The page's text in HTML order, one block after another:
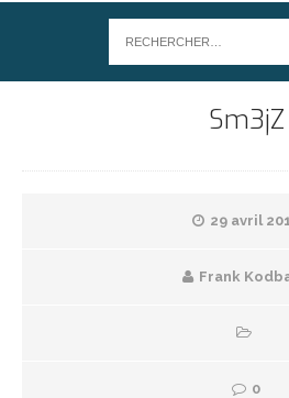
Sm3jZ
29 avril
Frank
0